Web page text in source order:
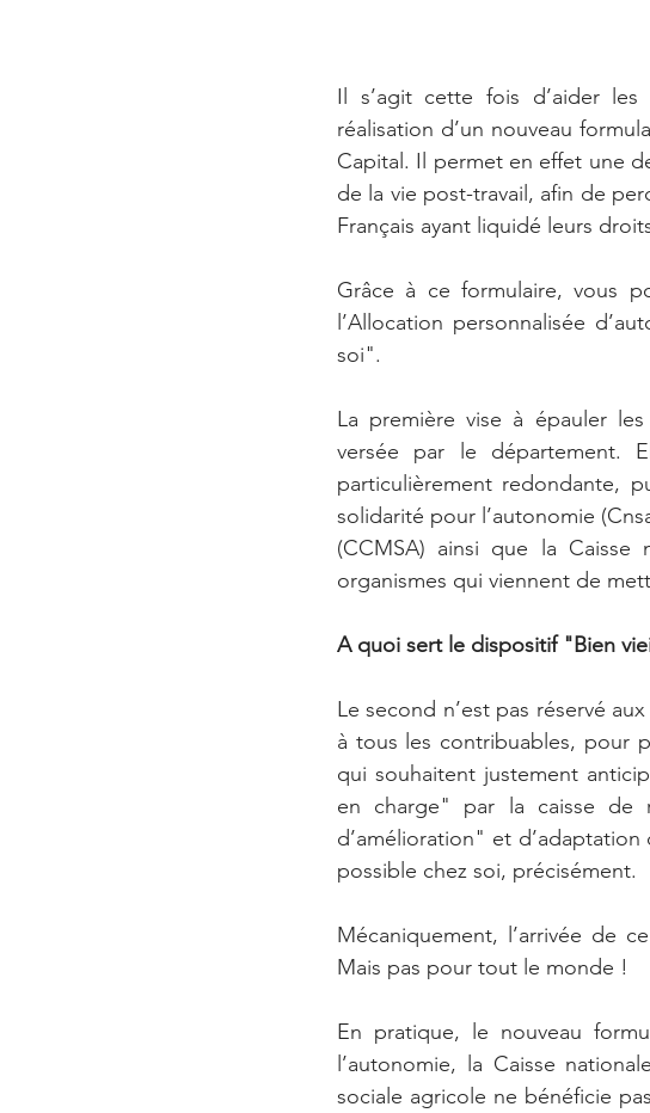
Il s’agit cette fois d’aider
réalisation d’un nouveau
Capital. Il permet en effet une
de la vie post-travail, afin de
Français ayant liquidé leurs
Grâce à ce formulaire, vous
l’Allocation personnalisée
soi".
La première vise à épauler
versée par le département.
particulièrement redondante,
solidarité pour l’autonomie
(CCMSA) ainsi que la Caisse
organismes qui viennent de
A quoi sert le dispositif "Bien
Le second n’est pas réservé
à tous les contribuables, pour
qui souhaitent justement
en charge" par la caisse de
d’amélioration" et
possible chez soi, précisément.
Mécaniquement, l’arrivée de
Mais pas pour tout le monde !
En pratique, le nouveau
l’autonomie, la Caisse
sociale agricole ne bénéficie